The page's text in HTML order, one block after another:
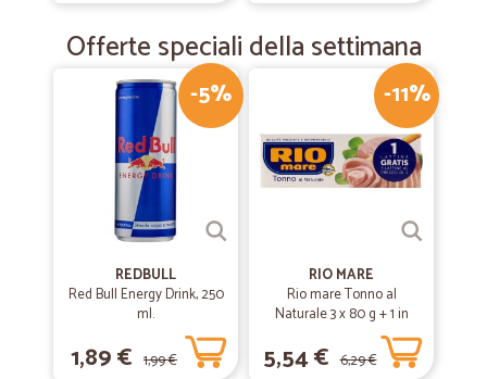
Perfetto
Perfetto, veloce e pratico. Imballi sicuri e articoli vari con prezzi ottimi.
19/09/2018
—Trustpilot
Ordinata la merce 2 giorni fà
Ordinata la merce 2 giorni fà, arrivata oggi nel pomeriggio,tutto Ok,
ottimo imballaggio, merce integra e corriere bravissimo
Offerte speciali della settimana
-5%
REDBULL
Red Bull Energy Drink, 250
ml.
1,89 € 1,99 €
-11%
RIO MARE
Rio mare Tonno al
Naturale 3 x 80 g + 1 in
5,54 € 6,29 €